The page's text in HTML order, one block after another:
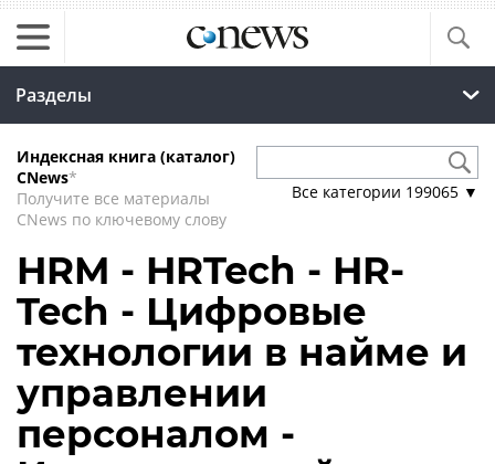
Разделы
Индексная книга (каталог)
CNews*
Получите все материалы
CNews по ключевому слову
Все категории 199065 ▼
HRM - HRTech - HR-
Tech - Цифровые
технологии в найме и
управлении
персоналом -